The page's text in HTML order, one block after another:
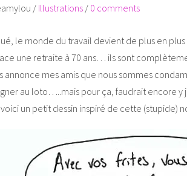
/ Illustrations / 0 comments
le monde du travail devient de plus en
une retraite à 70 ans… ils sont
annonce mes amis que nous sommes
au loto…..mais pour ça, faudrait encore y
un petit dessin inspiré de cette (stupide)